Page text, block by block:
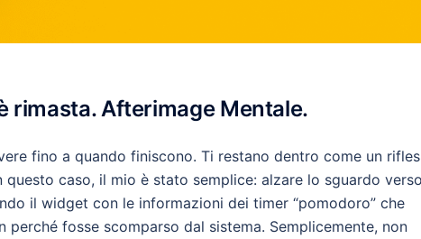
rimasta. Afterimage Mentale.
fino a quando finiscono. Ti restano dentro come un
caso, il mio è stato semplice: alzare lo sguardo
il widget con le informazioni dei timer “pomodoro” che
perché fosse scomparso dal sistema. Semplicemente, non